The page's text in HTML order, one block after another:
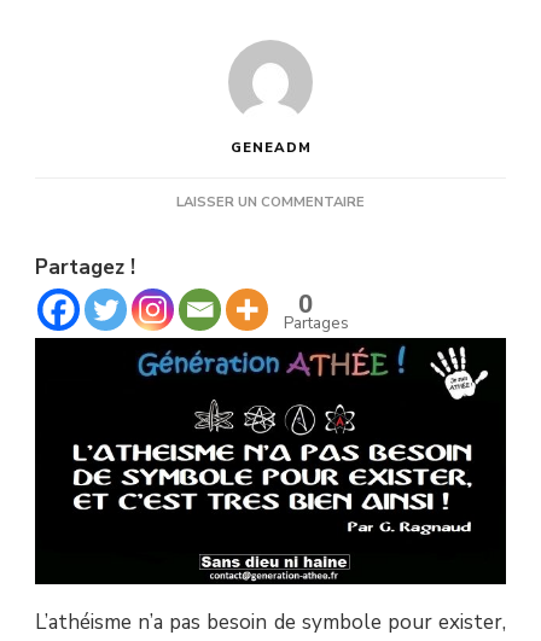
GENEADM
LAISSER UN COMMENTAIRE
SYMBOLE
POUR
TRÈS
BIEN
AINSI
!
Partagez !
0
Partages
L’athéisme n’a pas besoin de symbole pour exister,